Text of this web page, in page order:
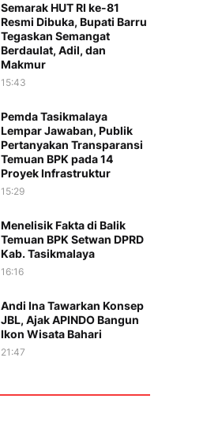
Semarak HUT RI ke-81
Resmi Dibuka, Bupati Barru
Tegaskan Semangat
Berdaulat, Adil, dan
Makmur
15:43
Pemda Tasikmalaya
Lempar Jawaban, Publik
Pertanyakan Transparansi
Temuan BPK pada 14
Proyek Infrastruktur
15:29
Menelisik Fakta di Balik
Temuan BPK Setwan DPRD
Kab. Tasikmalaya
16:16
Andi Ina Tawarkan Konsep
JBL, Ajak APINDO Bangun
Ikon Wisata Bahari
21:47